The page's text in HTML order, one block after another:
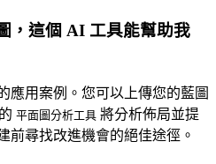
，這個 AI 工具能幫助我
應用案例。您可以上傳您的藍圖
平面圖分析工具 將分析佈局並提
前尋找改進機會的絕佳途徑。